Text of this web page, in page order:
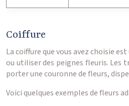
Coiffure
La coiffure que vous avez choisie
ou utiliser des peignes fleuris. Les
porter une couronne de fleurs,
Voici quelques exemples de fleurs